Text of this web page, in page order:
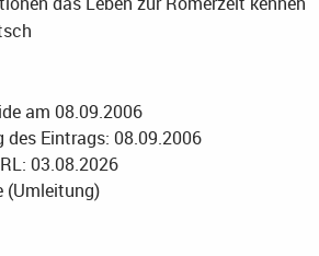
am 08.09.2006
Eintrags: 08.09.2006
03.08.2026
(Umleitung)